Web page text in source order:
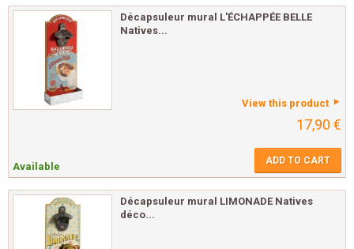
Décapsuleur mural L'ÉCHAPPÉE BELLE
Natives...
View this product
17,90 €
Available ADD TO CART
Décapsuleur mural LIMONADE Natives
déco...